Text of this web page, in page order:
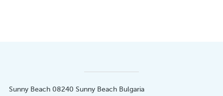
Sunny Beach 08240 Sunny Beach Bulgaria